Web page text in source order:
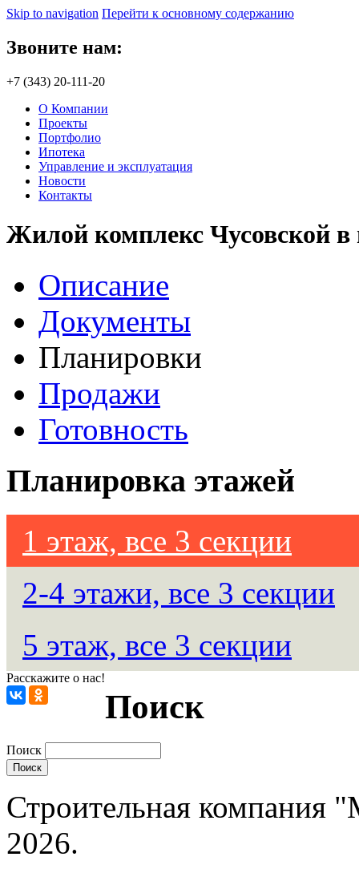
Skip to navigation Перейти к основному содержанию
Звоните нам:
+7 (343) 20-111-20
О Компании
Проекты
Портфолио
Ипотека
Управление и эксплуатация
Новости
Контакты
Жилой комплекс Чусовской в
Описание
Документы
Планировки
Продажи
Готовность
Планировка этажей
1 этаж, все 3 секции
2-4 этажи, все 3 секции
5 этаж, все 3 секции
Расскажите о нас!
Поиск
Поиск
Строительная компания
2026.